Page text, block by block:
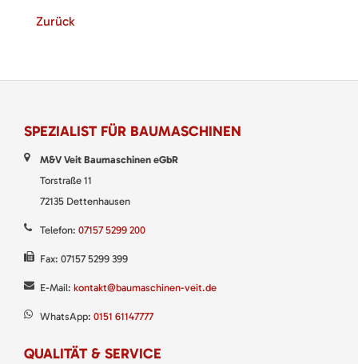
Zurück
SPEZIALIST FÜR BAUMASCHINEN
M&V Veit Baumaschinen eGbR
Torstraße 11
72135 Dettenhausen
Telefon: 07157 5299 200
Fax: 07157 5299 399
E-Mail: kontakt@baumaschinen-veit.de
WhatsApp: 0151 61147777
QUALITÄT & SERVICE